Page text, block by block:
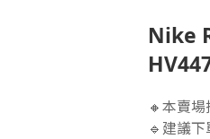
Nike
🔸本賣
🔹建議